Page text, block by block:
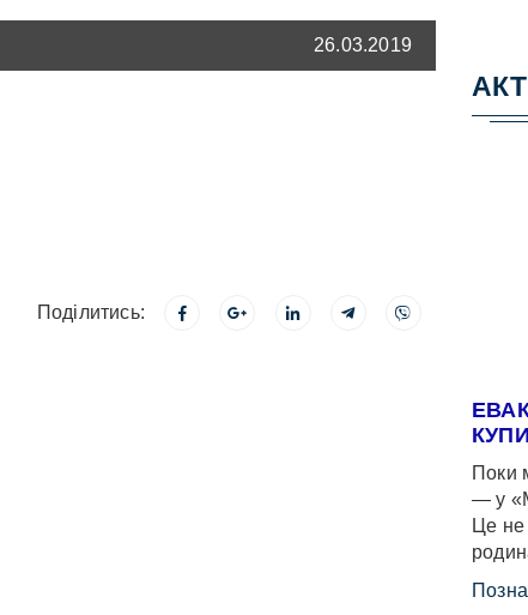
26.03.2019
Поділитись:
Поки
— у
Це не